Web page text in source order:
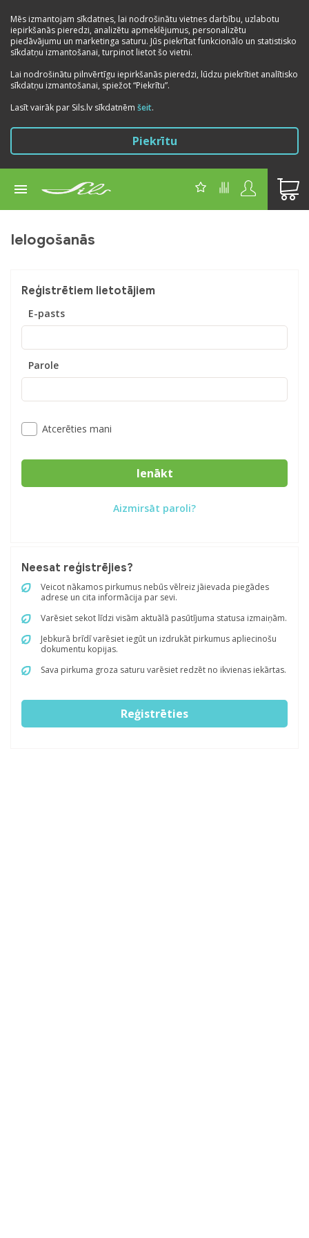
Mēs izmantojam sīkdatnes, lai nodrošinātu vietnes darbību, uzlabotu
iepirkšanās pieredzi, analizētu apmeklējumus, personalizētu
piedāvājumu un marketinga saturu. Jūs piekrītat funkcionālo un statistisko
sīkdatņu izmantošanai, turpinot lietot šo vietni.
Lai nodrošinātu pilnvērtīgu iepirkšanās pieredzi, lūdzu piekrītiet analītisko
sīkdatņu izmantošanai, spiežot “Piekrītu”.
Lasīt vairāk par Sils.lv sīkdatnēm šeit.
Piekrītu
Ielogošanās
Reģistrētiem lietotājiem
E-pasts
Parole
Atcerēties mani
Ienākt
Aizmirsāt paroli?
Neesat reģistrējies?
Veicot nākamos pirkumus nebūs vēlreiz jāievada piegādes
adrese un cita informācija par sevi.
Varēsiet sekot līdzi visām aktuālā pasūtījuma statusa izmaiņām.
Jebkurā brīdī varēsiet iegūt un izdrukāt pirkumus apliecinošu
dokumentu kopijas.
Sava pirkuma groza saturu varēsiet redzēt no ikvienas iekārtas.
Reģistrēties